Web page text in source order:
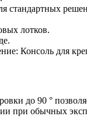
стандартных
лотков.
Консоль для
до 90 °
при обычных